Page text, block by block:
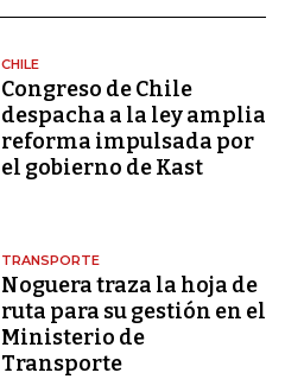
CHILE
Congreso de Chile
despacha a la ley amplia
reforma impulsada por
el gobierno de Kast
TRANSPORTE
Noguera traza la hoja de
ruta para su gestión en el
Ministerio de
Transporte